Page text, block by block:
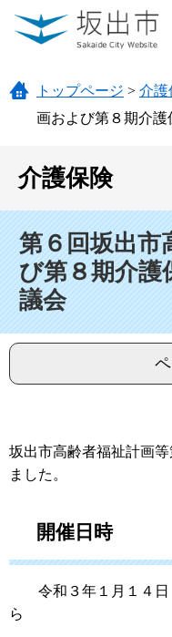
ページの先頭です。
メニューを飛ばして本文へ
トップページ > 介護
画および第８期介
介護保険
第６回坂出市
び第８期介護
議会
坂出市高齢者福祉計画
ました。
開催日時
令和３年１月１４
ら